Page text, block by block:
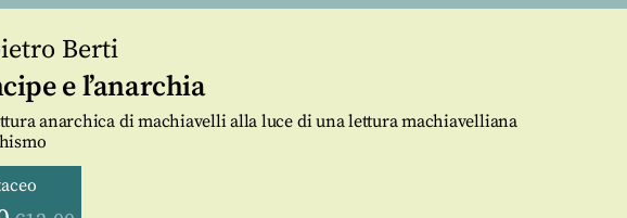
Berti
e l’anarchia
anarchica di machiavelli alla luce di una lettura machiavelliana